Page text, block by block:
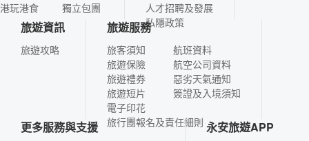
港玩港食
獨立包團
人才招聘及發展
私隱政策
旅遊資訊
旅遊攻略
旅遊服務
旅客須知
旅遊保險
旅遊禮券
旅遊短片
電子印花
航班資料
航空公司資料
惡劣天氣通知
簽證及入境須知
旅行團報名及責任細則
更多服務與支援 永安旅遊APP